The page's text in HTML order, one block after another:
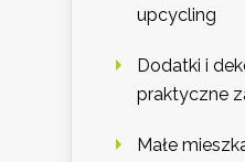
upcycling
Dodatki i
praktyczne
Małe